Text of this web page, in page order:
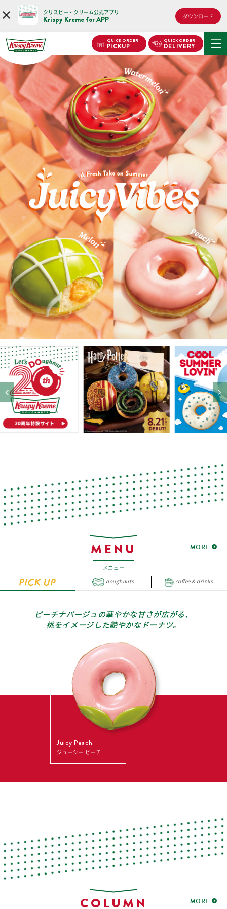
クリスピー・クリーム公式アプリ
Krispy Kreme for APP ダウンロード
QUICK ORDER
PICKUP
QUICK ORDER
DELIVERY
MENU
メニュー
MORE
doughnuts coffee & drinks
ピーチナパージュの華やかな甘さが広がる、
桃をイメージした艶やかなドーナツ。
Juicy Peach
ジューシー ピーチ
COLUMN MORE